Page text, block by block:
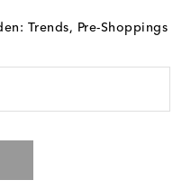
Trends, Pre-Shoppings